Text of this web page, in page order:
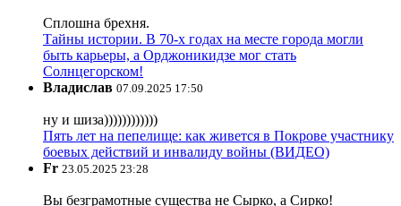
Сплошна брехня.
Тайны истории. В 70-х годах на месте города могли
быть карьеры, а Орджоникидзе мог стать
Солнцегорском!
Владислав 07.09.2025 17:50
ну и шиза))))))))))))
Пять лет на пепелище: как живется в Покрове участнику
боевых действий и инвалиду войны (ВИДЕО)
Fr 23.05.2025 23:28
Вы безграмотные существа не Сырко, а Сирко!